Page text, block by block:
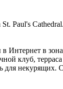
Paul's
Интернет в
клуб,
некурящих.